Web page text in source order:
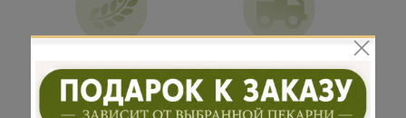
рецептура
доставка